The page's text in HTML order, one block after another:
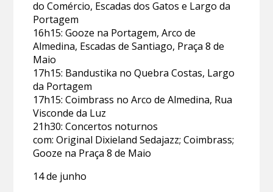
do Comércio, Escadas dos Gatos e Largo da
Portagem
16h15: Gooze na Portagem, Arco de
Almedina, Escadas de Santiago, Praça 8 de
Maio
17h15: Bandustika no Quebra Costas, Largo
da Portagem
17h15: Coimbrass no Arco de Almedina, Rua
Visconde da Luz
21h30: Concertos noturnos
com: Original Dixieland Sedajazz; Coimbrass;
Gooze na Praça 8 de Maio
14 de junho